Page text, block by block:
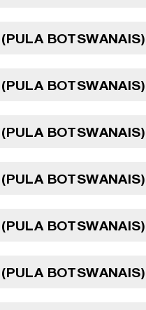
BOTSWANAIS)
BOTSWANAIS)
BOTSWANAIS)
BOTSWANAIS)
BOTSWANAIS)
BOTSWANAIS)